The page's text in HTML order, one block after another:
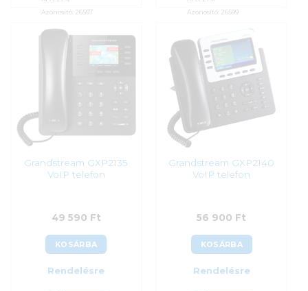
Azonosító: 26597
33 590
Azonosító: 26599
Grandstream GXP2135
VoIP telefon
49 590 Ft
KOSÁRBA
Rendelésre
Grandstream GXP2140
VoIP telefon
56 900 Ft
KOSÁRBA
Rendelésre